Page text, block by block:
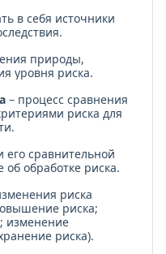
в себя источники
природы,
уровня риска.
– процесс сравнения
риска для
его сравнительной
обработке риска.
риска
риска;
изменение
риска).